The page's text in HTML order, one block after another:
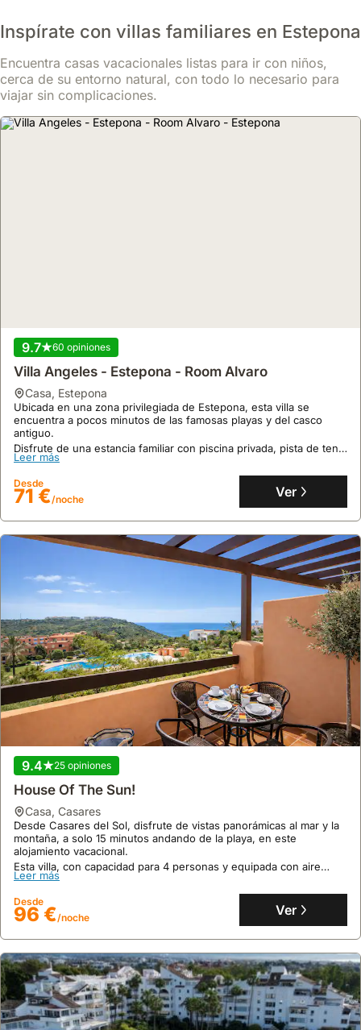
Inspírate con villas familiares en Estepona
Encuentra casas vacacionales listas para ir con niños,
cerca de su entorno natural, con todo lo necesario para
viajar sin complicaciones.
9.7 60 opiniones
Villa Angeles - Estepona - Room Alvaro
casa, Estepona
Ubicada en una zona privilegiada de Estepona, esta villa se
encuentra a pocos minutos de las famosas playas y del casco
antiguo.
Disfrute de una estancia familiar con piscina privada, pista de tenis
y zona de juegos, perfecta para unas vacaciones inolvidables con
Leer más
Desde
71 €/noche Ver
9.4 25 opiniones
House Of The Sun!
casa, Casares
Desde Casares del Sol, disfrute de vistas panorámicas al mar y la
montaña, a solo 15 minutos andando de la playa, en este
alojamiento vacacional.
Esta villa, con capacidad para 4 personas y equipada con aire
acondicionado, piscina comunitaria y conexión a internet de alta
velocidad, ofrece comodidades para familias y mascotas.
Leer más
Desde
96 €/noche Ver